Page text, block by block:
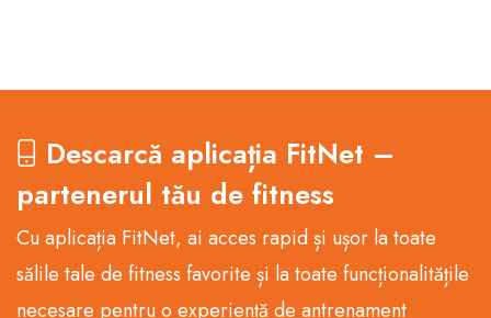
Descarcă aplicația FitNet –
partenerul tău de fitness
Cu aplicația FitNet, ai acces rapid și ușor la toate
sălile tale de fitness favorite și la toate funcționalitățile
necesare pentru o experiență de antrenament